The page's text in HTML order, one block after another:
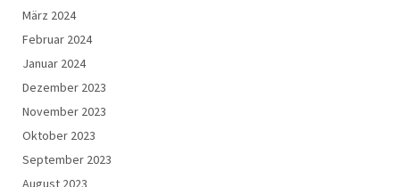
März 2024
Februar 2024
Januar 2024
Dezember 2023
November 2023
Oktober 2023
September 2023
August 2023